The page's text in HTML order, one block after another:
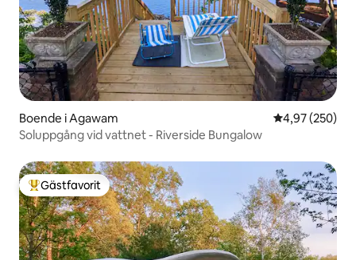
Boende i Agawam 4,97 av 5 i
4,97 (250)
Soluppgång vid vattnet - Riverside Bungalow
Populär gästfavorit
Gästfavorit